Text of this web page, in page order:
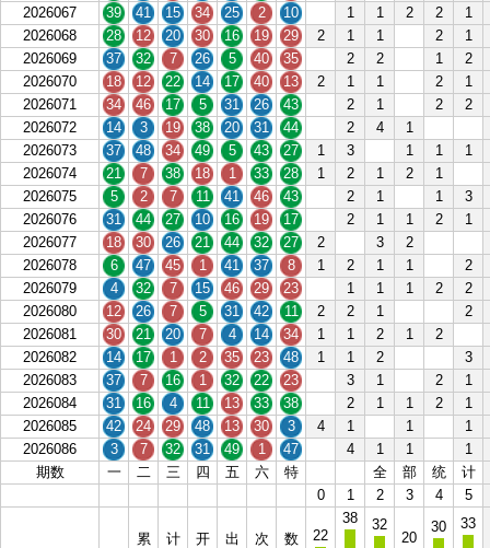
2026067
39 41 15 34 25 2 10 1 1 2 2
1
2026068
28 12 20 30 16 19 29 2 1 1 2
1
2026069
37 32 7 26 5 40 35 2 2 1
2
2026070
18 12 22 14 17 40 13 2 1 1 2
1
2026071
34 46 17 5 31 26 43 2 1 2
2
2026072
14 3 19 38 20 31 44 2 4
1
2026073
37 48 34 49 5 43 27 1 3 1 1
1
2026074
21 7 38 18 1 33 28 1 2 1 2
1
2026075
5 2 7 11 41 46 43 2 1 1
3
2026076
31 44 27 10 16 19 17 2 1 1 2
1
2026077
18 30 26 21 44 32 27 2 3
2
2026078
6 47 45 1 41 37 8 1 2 1 1
2
2026079
4 32 7 15 46 29 23 1 1 1 2
2
2026080
12 26 7 5 31 42 11 2 2 1
2
2026081
30 21 20 7 4 14 34 1 1 2 1
2
2026082
14 17 1 2 35 23 48 1 1 2
3
2026083
37 7 16 1 32 22 23 3 1 2
1
2026084
31 16 4 11 13 33 38 2 1 1 2
1
2026085
42 24 29 48 13 30 3 4 1 1
1
2026086
3 7 32 31 49 1 47 4 1 1
1
期数
一 二 三 四 五 六 特 全 部 统
计
0
1 2 3 4 5
累 计 开 出 次 数 22
38
32
20
30 33